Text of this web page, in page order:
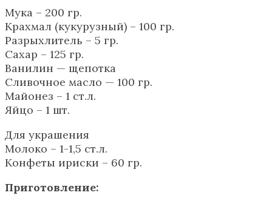
Мука – 200 гр.
Крахмал (кукурузный) – 100 гр.
Разрыхлитель – 5 гр.
Сахар – 125 гр.
Ванилин — щепотка
Сливочное масло — 100 гр.
Майонез – 1 ст.л.
Яйцо – 1 шт.
Для украшения
Молоко – 1-1,5 ст.л.
Конфеты ириски – 60 гр.
Приготовление: